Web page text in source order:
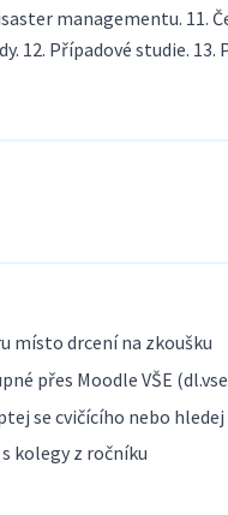
managementu. 11.
12. Případové studie. 13.
místo drcení na zkoušku
přes Moodle VŠE
se cvičícího nebo hledej
kolegy z ročníku